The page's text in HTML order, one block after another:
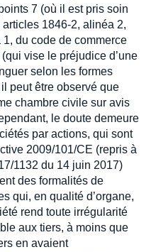
7 (où il est pris soin
1846-2, alinéa 2,
du code de commerce
vise le préjudice d’une
selon les formes
peut être observé que
chambre civile sur avis
le doute demeure
par actions, qui sont
2009/101/CE (repris à
1132 du 14 juin 2017)
des formalités de
qui, en qualité d’organe,
rend toute irrégularité
aux tiers, à moins que
en avaient